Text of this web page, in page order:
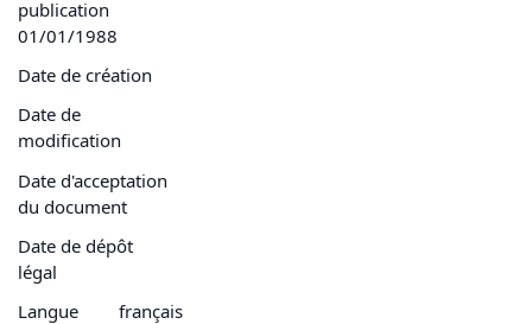
publication
01/01/1988
Date de création
Date de
modification
Date d'acceptation
du document
Date de dépôt
légal
Langue
français